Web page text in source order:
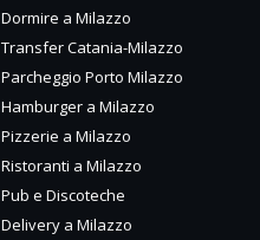
Dormire a Milazzo
Transfer Catania-Milazzo
Parcheggio Porto Milazzo
Hamburger a Milazzo
Pizzerie a Milazzo
Ristoranti a Milazzo
Pub e Discoteche
Delivery a Milazzo